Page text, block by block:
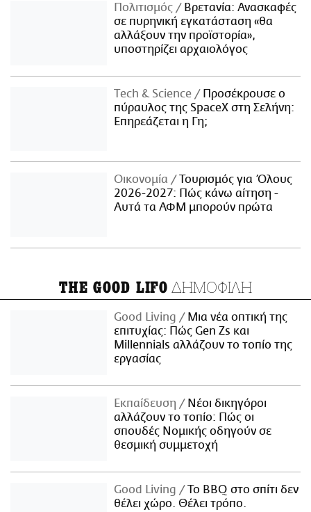
Πολιτισμός
Βρετανία: Ανασκαφές
σε πυρηνική εγκατάσταση «θα
αλλάξουν την προϊστορία»,
υποστηρίζει αρχαιολόγος
Τech & Science
Προσέκρουσε ο
πύραυλος της SpaceX στη Σελήνη:
Επηρεάζεται η Γη;
Οικονομία
Τουρισμός για Όλους
2026-2027: Πώς κάνω αίτηση -
Αυτά τα ΑΦΜ μπορούν πρώτα
THE GOOD LIFO ΔΗΜΟΦΙΛΗ
Good Living
Μια νέα οπτική της
επιτυχίας: Πώς Gen Zs και
Millennials αλλάζουν το τοπίο της
εργασίας
Εκπαίδευση
Νέοι δικηγόροι
αλλάζουν το τοπίο: Πώς οι
σπουδές Νομικής οδηγούν σε
θεσμική συμμετοχή
Good Living
Το BBQ στο σπίτι δεν
θέλει χώρο. Θέλει τρόπο.